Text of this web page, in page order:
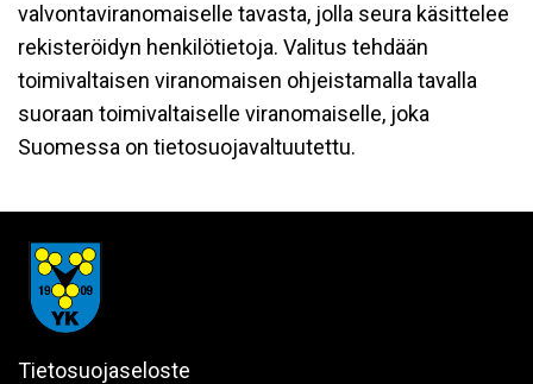
valvontaviranomaiselle tavasta, jolla seura käsittelee
rekisteröidyn henkilötietoja. Valitus tehdään
toimivaltaisen viranomaisen ohjeistamalla tavalla
suoraan toimivaltaiselle viranomaiselle, joka
Suomessa on tietosuojavaltuutettu.
Tietosuojaseloste